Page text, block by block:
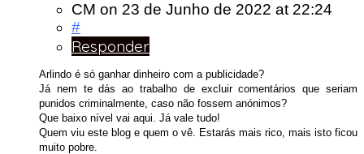
CM on 23 de Junho de 2022 at 22:24
#
Responder
Arlindo é só ganhar dinheiro com a publicidade?
Já nem te dás ao trabalho de excluir comentários que seriam
punidos criminalmente, caso não fossem anónimos?
Que baixo nível vai aqui. Já vale tudo!
Quem viu este blog e quem o vê. Estarás mais rico, mais isto ficou
muito pobre.